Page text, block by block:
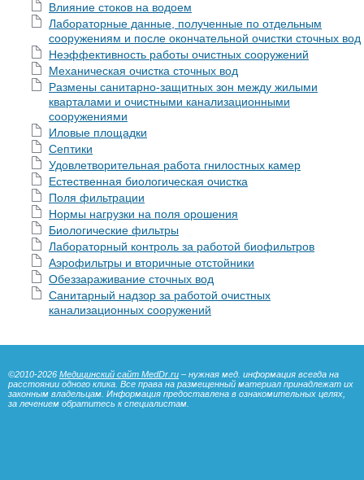
Влияние стоков на водоем
Лабораторные данные, полученные по отдельным
сооружениям и после окончательной очистки сточных вод
Неэффективность работы очистных сооружений
Механическая очистка сточных вод
Размены санитарно-защитных зон между жилыми
кварталами и очистными канализационными
сооружениями
Иловые площадки
Септики
Удовлетворительная работа гнилостных камер
Естественная биологическая очистка
Поля фильтрации
Нормы нагрузки на поля орошения
Биологические фильтры
Лабораторный контроль за работой биофильтров
Аэрофильтры и вторичные отстойники
Обеззараживание сточных вод
Санитарный надзор за работой очистных
канализационных сооружений
©2010-2026 Медицинский сайт MedDr.ru – нужная мед. информация всегда на
расстоянии одного клика. Все права на размещенный материал принадлежат их
законным владельцам. Информация предоставлена в ознакомительных целях,
за лечением обратитесь к специалистам.